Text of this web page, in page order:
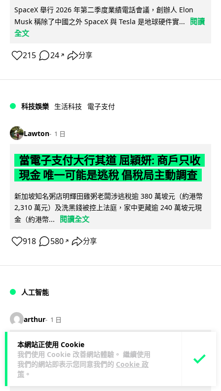
本網站正使用 Cookie
我們使用 Cookie 改善網站體驗。 繼續使用
我們的網站即表示您同意我們的 Cookie 政
策 。
SpaceX 舉行 2026 年第二季度業績電話會議，創辦人 Elon
Musk 稱除了中國之外 SpaceX 與 Tesla 是地球硬件實...
閱讀
全文
215 24 ↗ 分享
科技娛樂 生活科技 電子支付
Lawton 1 日
當電子支付大行其道 屈穎妍: 商戶只收
現金 唯一可能是逃稅 倡稅局主動調查
新加坡知名粥店明輝田雞粥老闆涉逃稅逾 380 萬坡元（約港幣
2,310 萬元）及洗黑錢被控上法庭，家中更藏逾 240 萬坡元現
金（約港幣...
閱讀全文
918 580 ↗ 分享
人工智能
arthur 1 日
FBI 探員涉盜 100 萬美元加密幣 向
ChatGPT 尋求理財及移民葡萄牙建議終
被捕